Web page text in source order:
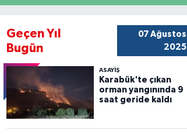
Geçen Yıl
Bugün
07 Ağustos
2025
ASAYİŞ
Karabük'te çıkan
orman yangınında 9
saat geride kaldı